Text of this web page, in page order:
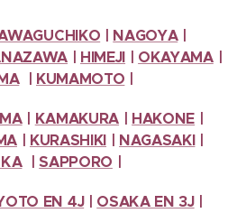
NAGOYA|
HIMEJI OKAYAMA|
| KUMAMOTO
| KAMAKURA HAKONE
| KURASHIKI NAGASAKI|
|SAPPORO
EN 4J OSAKA EN 3J